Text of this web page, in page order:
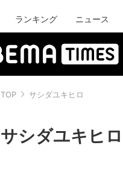
ランキング ニュース
TOP サシダユキヒロ
サシダユキヒロ